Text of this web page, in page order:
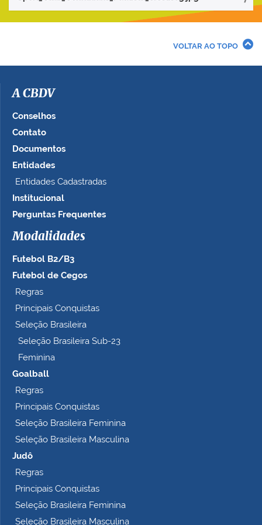
i
a
e
o
t
a
n
o
o
m
e
t
VOLTAR AO TOPO
A CBDV
Conselhos
Contato
Documentos
Entidades
Entidades Cadastradas
Institucional
Perguntas Frequentes
Modalidades
Futebol B2/B3
Futebol de Cegos
Regras
Principais Conquistas
Seleção Brasileira
Seleção Brasileira Sub-23
Feminina
Goalball
Regras
Principais Conquistas
Seleção Brasileira Feminina
Seleção Brasileira Masculina
Judô
Regras
Principais Conquistas
Seleção Brasileira Feminina
Seleção Brasileira Masculina